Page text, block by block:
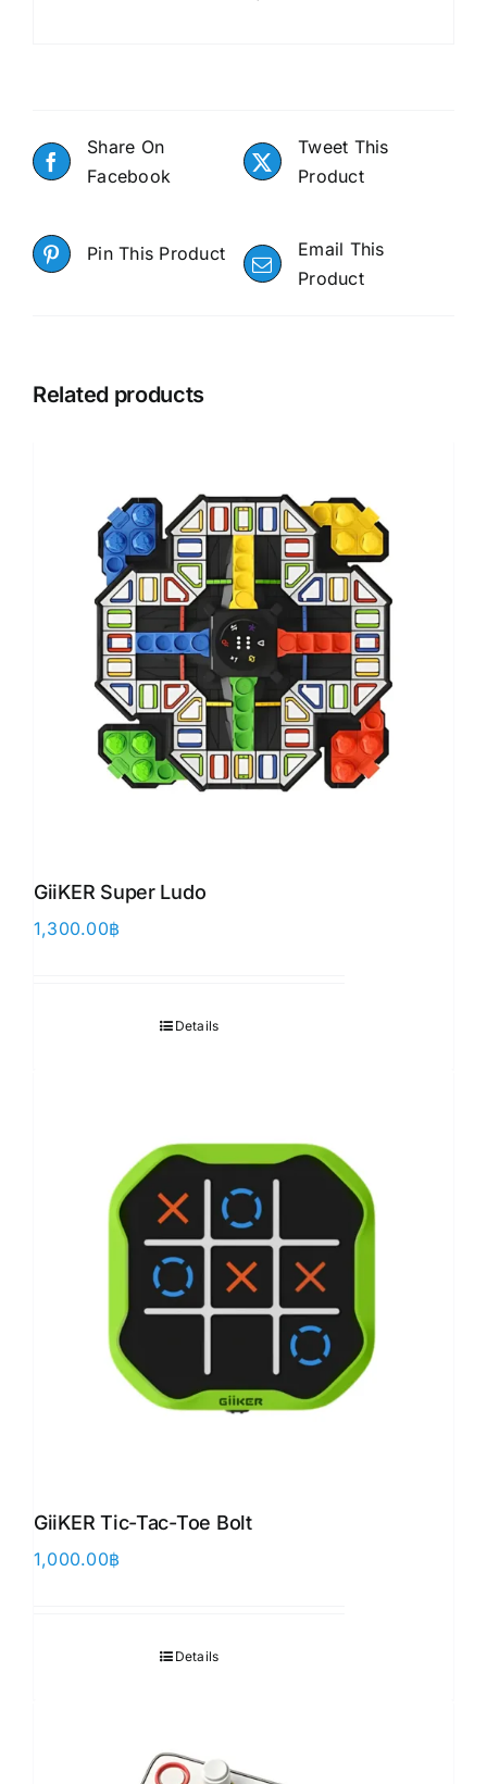
Share On
Facebook
Tweet This
Product
Pin This Product
Email This
Product
Related products
GiiKER Super Ludo
1,300.00฿
Details
GiiKER Tic-Tac-Toe Bolt
1,000.00฿
Details